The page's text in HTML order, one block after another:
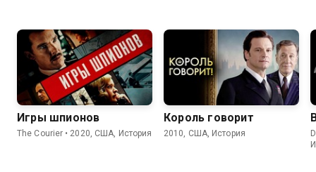
Игры шпионов
The Courier • 2020, США, История
Король говорит
2010, США, История